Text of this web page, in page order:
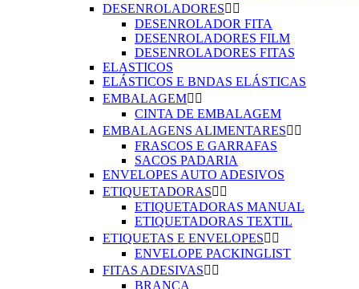
DESENROLADORES 
DESENROLADOR FITA
DESENROLADORES FILM
DESENROLADORES FITAS
ELASTICOS
ELÁSTICOS E BNDAS ELÁSTICAS
EMBALAGEM 
CINTA DE EMBALAGEM
EMBALAGENS ALIMENTARES 
FRASCOS E GARRAFAS
SACOS PADARIA
ENVELOPES AUTO ADESIVOS
ETIQUETADORAS 
ETIQUETADORAS MANUAL
ETIQUETADORAS TEXTIL
ETIQUETAS E ENVELOPES 
ENVELOPE PACKINGLIST
FITAS ADESIVAS 
BRANCA